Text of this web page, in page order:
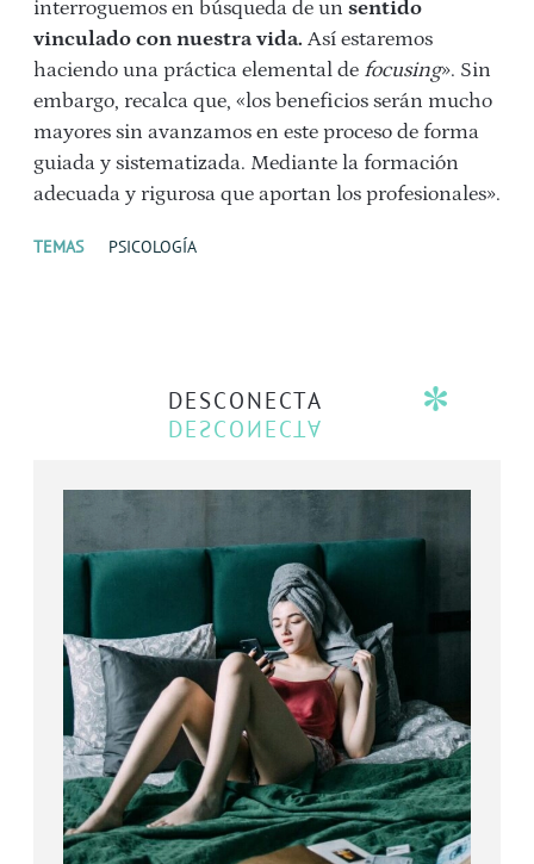
interroguemos en búsqueda de un sentido
vinculado con nuestra vida. Así estaremos
haciendo una práctica elemental de focusing». Sin
embargo, recalca que, «los beneficios serán mucho
mayores sin avanzamos en este proceso de forma
guiada y sistematizada. Mediante la formación
adecuada y rigurosa que aportan los profesionales».
TEMAS PSICOLOGÍA
DESCONECTA